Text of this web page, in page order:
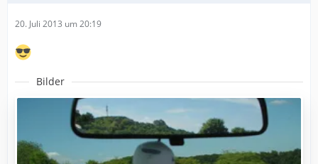
20. Juli 2013 um 20:19
Bilder